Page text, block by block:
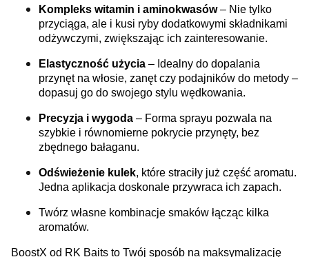
Kompleks witamin i aminokwasów– Nie tylko
przyciąga, ale i kusi ryby dodatkowymi składnikami
odżywczymi, zwiększając ich zainteresowanie.
Elastyczność użycia – Idealny do dopalania
przynęt na włosie, zanęt czy podajników do metody –
dopasuj go do swojego stylu wędkowania.
Precyzja i wygoda – Forma sprayu pozwala na
szybkie i równomierne pokrycie przynęty, bez
zbędnego bałaganu.
Odświeżenie kulek, które straciły już część aromatu.
Jedna aplikacja doskonale przywraca ich zapach.
Twórz własne kombinacje smaków łącząc kilka
aromatów.
BoostX od RK Baits to Twój sposób na maksymalizację